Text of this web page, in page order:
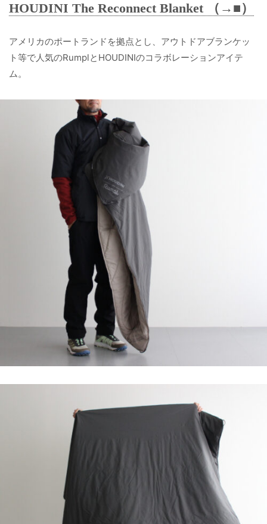
HOUDINI The Reconnect Blanket （→■）
アメリカのポートランドを拠点とし、アウトドアブランケッ
ト等で人気のRumplとHOUDINIのコラボレーションアイテ
ム。